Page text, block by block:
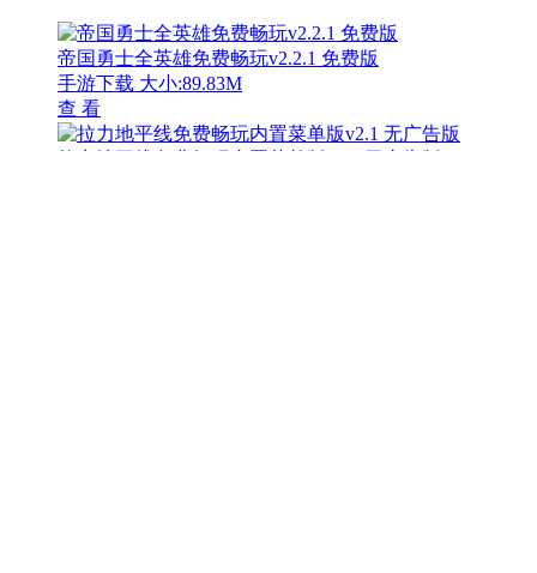
查 看
隐情少女中文版免费下载v1.0.0 无限提示版
手游下载
查 看